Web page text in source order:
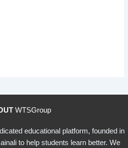
WTSGroup
educational platform, founded in
to help students learn better. We